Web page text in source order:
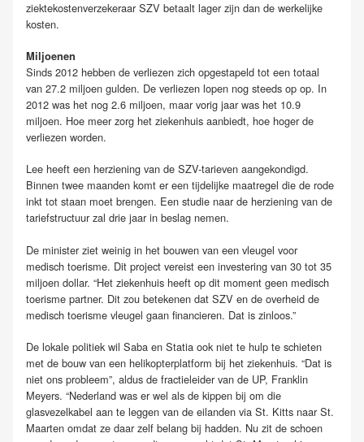
ziektekostenverzekeraar SZV betaalt lager zijn dan de werkelijke
kosten.
Miljoenen
Sinds 2012 hebben de verliezen zich opgestapeld tot een totaal
van 27.2 miljoen gulden. De verliezen lopen nog steeds op op. In
2012 was het nog 2.6 miljoen, maar vorig jaar was het 10.9
miljoen. Hoe meer zorg het ziekenhuis aanbiedt, hoe hoger de
verliezen worden.
Lee heeft een herziening van de SZV-tarieven aangekondigd.
Binnen twee maanden komt er een tijdelijke maatregel die de rode
inkt tot staan moet brengen. Een studie naar de herziening van de
tariefstructuur zal drie jaar in beslag nemen.
De minister ziet weinig in het bouwen van een vleugel voor
medisch toerisme. Dit project vereist een investering van 30 tot 35
miljoen dollar. “Het ziekenhuis heeft op dit moment geen medisch
toerisme partner. Dit zou betekenen dat SZV en de overheid de
medisch toerisme vleugel gaan financieren. Dat is zinloos.”
De lokale politiek wil Saba en Statia ook niet te hulp te schieten
met de bouw van een helikopterplatform bij het ziekenhuis. “Dat is
niet ons probleem”, aldus de fractieleider van de UP, Franklin
Meyers. “Nederland was er wel als de kippen bij om die
glasvezelkabel aan te leggen van de eilanden via St. Kitts naar St.
Maarten omdat ze daar zelf belang bij hadden. Nu zit de schoen